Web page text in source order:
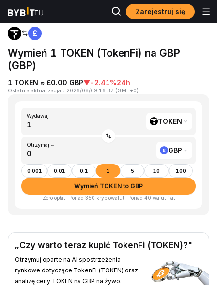
Zarejestruj się
Strona główna
Wymień 1 TOKEN (TokenFi) na GBP
(GBP)
1 TOKEN ≈ £0.00 GBP▼-2.41%24h
Ostatnia aktualizacja ： 2026/08/09 16:37 (GMT+0)
Wydawaj
TOKEN
Otrzymaj ~
GBP
0.001 0.01 0.1 1 5 10 100
Wymień TOKEN to GBP
Zero opłat · Ponad 350 kryptowalut · Ponad 40 walut fiat
„Czy warto teraz kupić TokenFi (TOKEN)?"
Otrzymuj oparte na AI spostrzeżenia
rynkowe dotyczące TokenFi (TOKEN) oraz
analizę ceny TOKEN na GBP na żywo.